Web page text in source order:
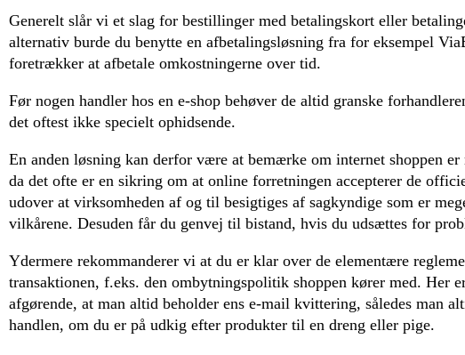
Generelt slår vi et slag for bestillinger med betalingskort eller
alternativ burde du benytte en afbetalingsløsning fra for eksempel
foretrækker at afbetale omkostningerne over tid.
Før nogen handler hos en e-shop behøver de altid granske
det oftest ikke specielt ophidsende.
En anden løsning kan derfor være at bemærke om internet shoppen
da det ofte er en sikring om at online forretningen accepterer de
udover at virksomheden af og til besigtiges af sagkyndige som er
vilkårene. Desuden får du genvej til bistand, hvis du udsættes for
Ydermere rekommanderer vi at du er klar over de elementære
transaktionen, f.eks. den ombytningspolitik shoppen kører med. Her
afgørende, at man altid beholder ens e-mail kvittering, således man
handlen, om du er på udkig efter produkter til en dreng eller pige.